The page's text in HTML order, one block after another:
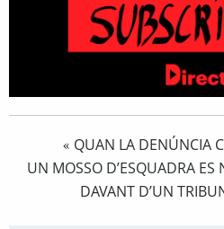
« QUAN LA DENÚNCIA
UN MOSSO D’ESQUADRA ES
DAVANT D’UN